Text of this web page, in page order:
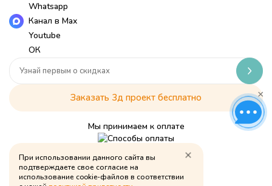
Whatsapp
Канал в Max
Youtube
ОК
Заказать 3д проект бесплатно
Мы принимаем к оплате
Политика обработки персональных данных
При использовании данного сайта вы
подтверждаете свое согласие на
использование cookie-файлов в соответствии
×